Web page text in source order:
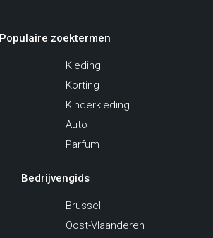
Populaire zoektermen
Kleding
Korting
Kinderkleding
Auto
Parfum
Bedrijvengids
Brussel
Oost-Vlaanderen